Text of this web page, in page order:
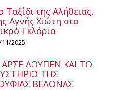
Ταξίδι της Αλήθειας,
Αγνής Χιώτη στο
Γκλόρια
11/2025
ΛΟΥΠΕΝ ΚΑΙ ΤΟ
ΤΗΣ
ΒΕΛΟΝΑΣ